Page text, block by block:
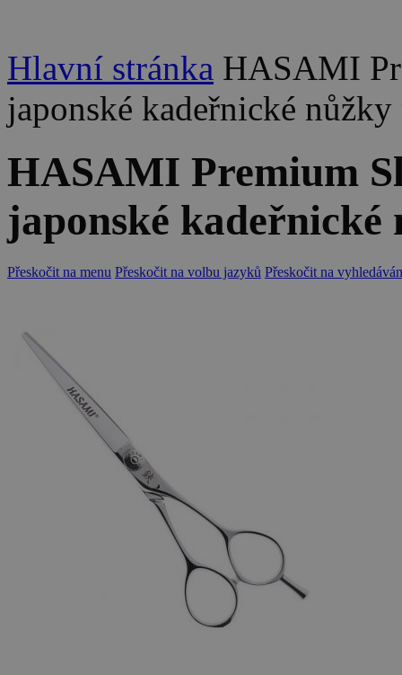
Hlavní stránka HASAMI
japonské kadeřnické
HASAMI Premium
japonské kadeřnické
Přeskočit na menu Přeskočit na volbu jazyků Přeskočit na